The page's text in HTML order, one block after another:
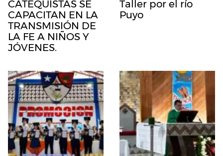
CATEQUISTAS SE
CAPACITAN EN LA
TRANSMISIÓN DE
LA FE A NIÑOS Y
JÓVENES.
Taller por el río
Puyo